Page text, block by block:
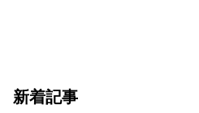
新着記事